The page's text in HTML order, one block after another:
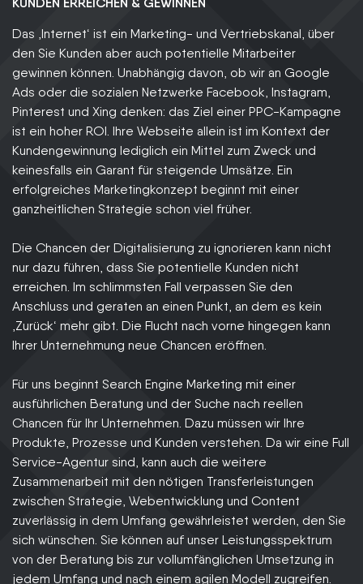
Das ‚Internet‘ ist ein Marketing- und Vertriebskanal, über
den Sie Kunden aber auch potentielle Mitarbeiter
gewinnen können. Unabhängig davon, ob wir an Google
Ads oder die sozialen Netzwerke Facebook, Instagram,
Pinterest und Xing denken: das Ziel einer PPC-Kampagne
ist ein hoher ROI. Ihre Webseite allein ist im Kontext der
Kundengewinnung lediglich ein Mittel zum Zweck und
keinesfalls ein Garant für steigende Umsätze. Ein
erfolgreiches Marketingkonzept beginnt mit einer
ganzheitlichen Strategie schon viel früher.
Die Chancen der Digitalisierung zu ignorieren kann nicht
nur dazu führen, dass Sie potentielle Kunden nicht
erreichen. Im schlimmsten Fall verpassen Sie den
Anschluss und geraten an einen Punkt, an dem es kein
‚Zurück‘ mehr gibt. Die Flucht nach vorne hingegen kann
Ihrer Unternehmung neue Chancen eröffnen.
Für uns beginnt Search Engine Marketing mit einer
ausführlichen Beratung und der Suche nach reellen
Chancen für Ihr Unternehmen. Dazu müssen wir Ihre
Produkte, Prozesse und Kunden verstehen. Da wir eine Full
Service-Agentur sind, kann auch die weitere
Zusammenarbeit mit den nötigen Transferleistungen
zwischen Strategie, Webentwicklung und Content
zuverlässig in dem Umfang gewährleistet werden, den Sie
sich wünschen. Sie können auf unser Leistungsspektrum
von der Beratung bis zur vollumfänglichen Umsetzung in
jedem Umfang und nach einem agilen Modell zugreifen.